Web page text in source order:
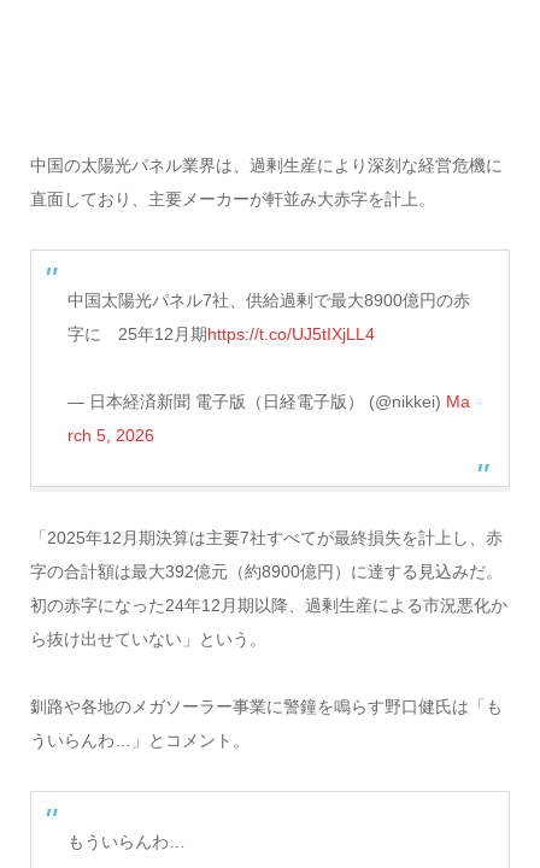
中国の太陽光パネル業界は、過剰生産により深刻な経営危機に
直面しており、主要メーカーが軒並み大赤字を計上。
中国太陽光パネル7社、供給過剰で最大8900億円の赤
字に 25年12月期https://t.co/UJ5tIXjLL4
— 日本経済新聞 電子版（日経電子版） (@nikkei) Ma
rch 5, 2026
「2025年12月期決算は主要7社すべてが最終損失を計上し、赤
字の合計額は最大392億元（約8900億円）に達する見込みだ。
初の赤字になった24年12月期以降、過剰生産による市況悪化か
ら抜け出せていない」という。
釧路や各地のメガソーラー事業に警鐘を鳴らす野口健氏は「も
ういらんわ…」とコメント。
もういらんわ…